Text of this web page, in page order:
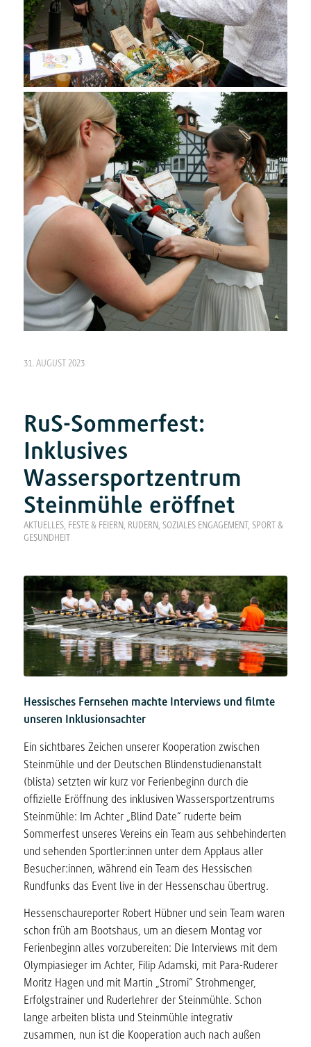
31. AUGUST 2023
RuS-Sommerfest:
Inklusives
Wassersportzentrum
Steinmühle eröffnet
AKTUELLES, FESTE & FEIERN RUDERN SOZIALES ENGAGEMENT, SPORT &
GESUNDHEIT
Hessisches Fernsehen machte Interviews und filmte
unseren Inklusionsachter
Ein sichtbares Zeichen unserer Kooperation zwischen
Steinmühle und der Deutschen Blindenstudienanstalt
(blista) setzten wir kurz vor Ferienbeginn durch die
offizielle Eröffnung des inklusiven Wassersportzentrums
Steinmühle: Im Achter „Blind Date“ ruderte beim
Sommerfest unseres Vereins ein Team aus sehbehinderten
und sehenden Sportler:innen unter dem Applaus aller
Besucher:innen, während ein Team des Hessischen
Rundfunks das Event live in der Hessenschau übertrug.
Hessenschaureporter Robert Hübner und sein Team waren
schon früh am Bootshaus, um an diesem Montag vor
Ferienbeginn alles vorzubereiten: Die Interviews mit dem
Olympiasieger im Achter, Filip Adamski, mit Para-Ruderer
Moritz Hagen und mit Martin „Stromi“ Strohmenger,
Erfolgstrainer und Ruderlehrer der Steinmühle. Schon
lange arbeiten blista und Steinmühle integrativ
zusammen, nun ist die Kooperation auch nach außen